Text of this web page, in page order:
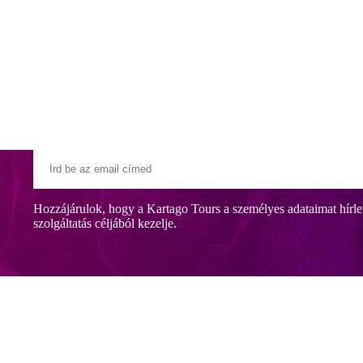
el, Hurghada központjától délre. Kipróbálhatja Hurghada egyik
folyóval is rendelkezik. Minden korosztály számára ajánljuk.
Hozzájárulok, hogy a Kartago Tours a személyes adataimat
szolgáltatás céljából kezelje.